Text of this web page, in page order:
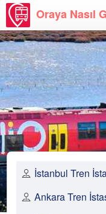
Oraya Nasıl